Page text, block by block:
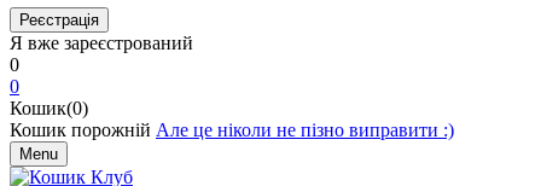
Я вже зареєстрований
0
0
Кошик(0)
Кошик порожній Але це ніколи не пізно виправити :)
Menu